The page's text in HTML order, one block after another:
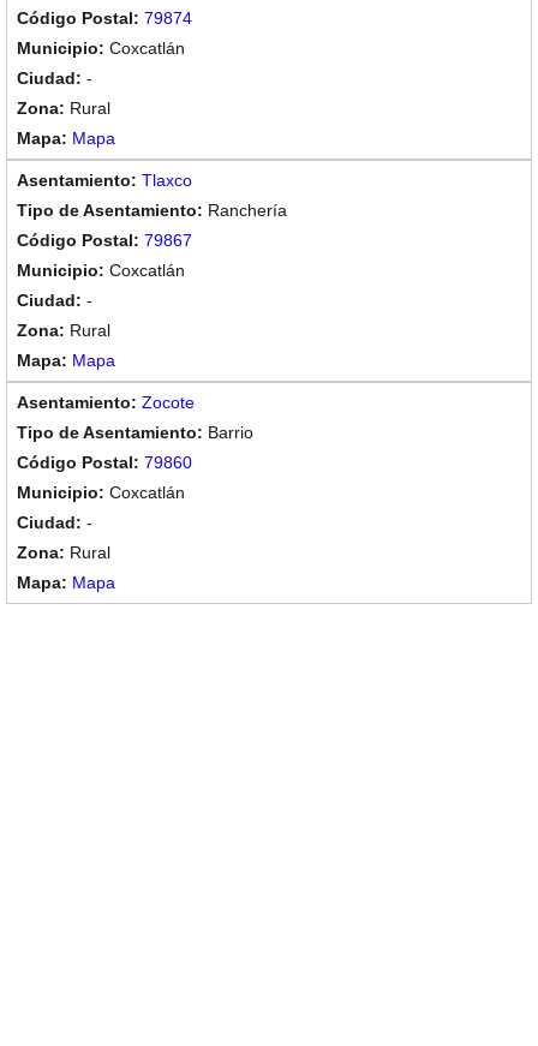
79874
Coxcatlán
-
Rural
Mapa
Tlaxco
Ranchería
79867
Coxcatlán
-
Rural
Mapa
Zocote
Barrio
79860
Coxcatlán
-
Rural
Mapa